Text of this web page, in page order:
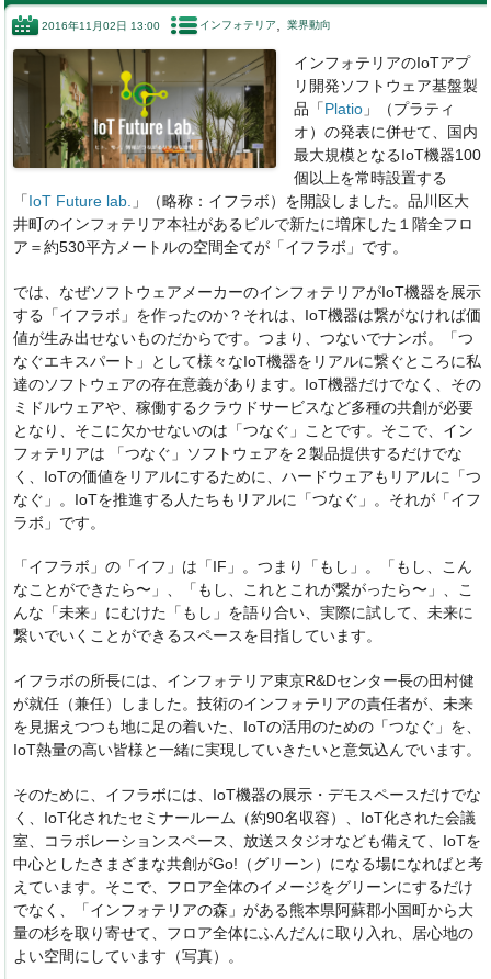
e
b
o
o
k
e
dI
n
n
a
2016年11月02日 13:00 インフォテリア 業界動向
インフォテリアのIoTアプ
リ開発ソフトウェア基盤製
品「Platio 」（プラティ
オ）の発表に併せて、国内
最大規模となるIoT機器100
個以上を常時設置する
「IoT Future lab. 」（略称：イフラボ）を開設しました。品川区大
井町のインフォテリア本社があるビルで新たに増床した１階全フロ
ア＝約530平方メートルの空間全てが「イフラボ」です。
では、なぜソフトウェアメーカーのインフォテリアがIoT機器を展示
する「イフラボ」を作ったのか？それは、IoT機器は繋がなければ価
値が生み出せないものだからです。つまり、つないでナンボ。「つ
なぐエキスパート」として様々なIoT機器をリアルに繋ぐところに私
達のソフトウェアの存在意義があります。IoT機器だけでなく、その
ミドルウェアや、稼働するクラウドサービスなど多種の共創が必要
となり、そこに欠かせないのは「つなぐ」ことです。そこで、イン
フォテリアは 「つなぐ」ソフトウェアを２製品提供するだけでな
く、IoTの価値をリアルにするために、ハードウェアもリアルに「つ
なぐ」。IoTを推進する人たちもリアルに「つなぐ」。それが「イフ
ラボ」です。
「イフラボ」の「イフ」は「IF」。つまり「もし」。「もし、こん
なことができたら〜」、「もし、これとこれが繋がったら〜」、こ
んな「未来」にむけた「もし」を語り合い、実際に試して、未来に
繋いでいくことができるスペースを目指しています。
イフラボの所長には、インフォテリア東京R&Dセンター長の田村健
が就任（兼任）しました。技術のインフォテリアの責任者が、未来
を見据えつつも地に足の着いた、IoTの活用のための「つなぐ」を、
IoT熱量の高い皆様と一緒に実現していきたいと意気込んでいます。
そのために、イフラボには、IoT機器の展示・デモスペースだけでな
く、IoT化されたセミナールーム（約90名収容）、IoT化された会議
室、コラボレーションスペース、放送スタジオなども備えて、IoTを
中心としたさまざまな共創がGo!（グリーン）になる場になればと考
えています。そこで、フロア全体のイメージをグリーンにするだけ
でなく、「インフォテリアの森」がある熊本県阿蘇郡小国町から大
量の杉を取り寄せて、フロア全体にふんだんに取り入れ、居心地の
よい空間にしています（写真）。